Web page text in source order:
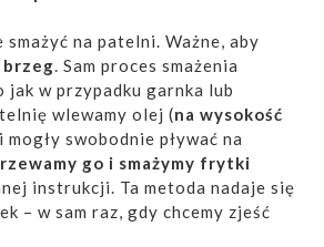
smażyć na patelni. Ważne, aby
brzeg. Sam proces smażenia
jak w przypadku garnka lub
wlewamy olej (na wysokość
swobodnie pływać na
go i smażymy frytki
instrukcji. Ta metoda nadaje się
– w sam raz, gdy chcemy zjeść